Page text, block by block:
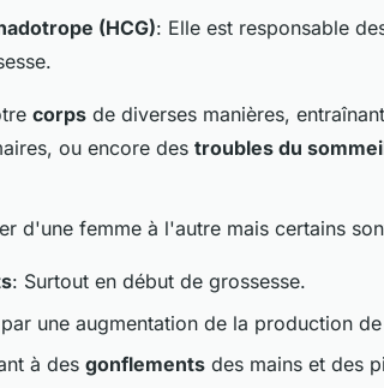
(HCG): Elle est responsable
corps de diverses manières,
ou encore des troubles du
d'une femme à l'autre mais certains
: Surtout en début de grossesse.
une augmentation de la production
à des gonflements des mains et des